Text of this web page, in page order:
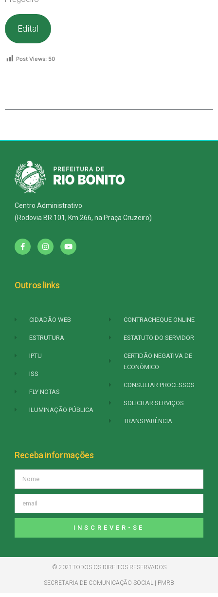
Edital
Post Views: 50
Centro Administrativo
(Rodovia BR 101, Km 266, na Praça Cruzeiro)
Outros links
CIDADÃO WEB
ESTRUTURA
IPTU
ISS
FLY NOTAS
ILUMINAÇÃO PÚBLICA
CONTRACHEQUE ONLINE
ESTATUTO DO SERVIDOR
CERTIDÃO NEGATIVA DE
ECONÔMICO
CONSULTAR PROCESSOS
SOLICITAR SERVIÇOS
TRANSPARÊNCIA
Receba informações
INSCREVER-SE
© 2021TODOS OS DIREITOS RESERVADOS
SECRETARIA DE COMUNICAÇÃO SOCIAL | PMRB